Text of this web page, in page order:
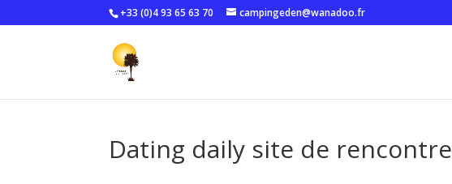
+33 (0)4 93 65 63 70 campingeden@wanadoo.fr
Dating daily site de rencontre